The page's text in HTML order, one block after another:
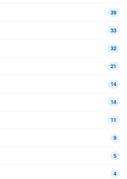
39
33
32
21
14
14
11
9
5
4